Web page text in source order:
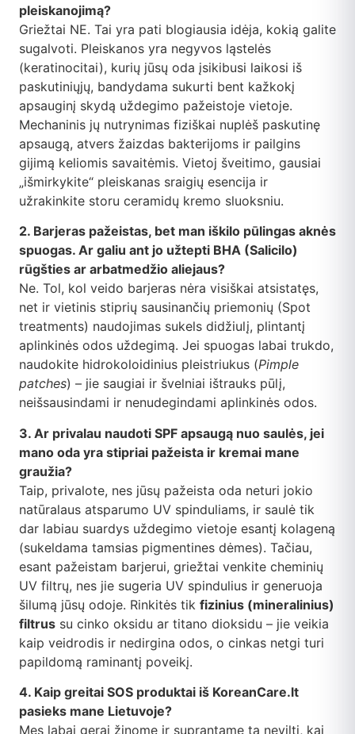
pleiskanojimą?
Griežtai NE. Tai yra pati blogiausia idėja, kokią galite
sugalvoti. Pleiskanos yra negyvos ląstelės
(keratinocitai), kurių jūsų oda įsikibusi laikosi iš
paskutiniųjų, bandydama sukurti bent kažkokį
apsauginį skydą uždegimo pažeistoje vietoje.
Mechaninis jų nutrynimas fiziškai nuplėš paskutinę
apsaugą, atvers žaizdas bakterijoms ir pailgins
gijimą keliomis savaitėmis. Vietoj šveitimo, gausiai
„išmirkykite“ pleiskanas sraigių esencija ir
užrakinkite storu ceramidų kremo sluoksniu.
2. Barjeras pažeistas, bet man iškilo pūlingas aknės
spuogas. Ar galiu ant jo užtepti BHA (Salicilo)
rūgšties ar arbatmedžio aliejaus?
Ne. Tol, kol veido barjeras nėra visiškai atsistatęs,
net ir vietinis stiprių sausinančių priemonių (Spot
treatments) naudojimas sukels didžiulį, plintantį
aplinkinės odos uždegimą. Jei spuogas labai trukdo,
naudokite hidrokoloidinius pleistriukus (Pimple
patches) – jie saugiai ir švelniai ištrauks pūlį,
neišsausindami ir nenudegindami aplinkinės odos.
3. Ar privalau naudoti SPF apsaugą nuo saulės, jei
mano oda yra stipriai pažeista ir kremai mane
graužia?
Taip, privalote, nes jūsų pažeista oda neturi jokio
natūralaus atsparumo UV spinduliams, ir saulė tik
dar labiau suardys uždegimo vietoje esantį kolageną
(sukeldama tamsias pigmentines dėmes). Tačiau,
esant pažeistam barjerui, griežtai venkite cheminių
UV filtrų, nes jie sugeria UV spindulius ir generuoja
šilumą jūsų odoje. Rinkitės tik fizinius (mineralinius)
filtrus su cinko oksidu ar titano dioksidu – jie veikia
kaip veidrodis ir nedirgina odos, o cinkas netgi turi
papildomą raminantį poveikį.
4. Kaip greitai SOS produktai iš KoreanCare.lt
pasieks mane Lietuvoje?
Mes labai gerai žinome ir suprantame tą neviltį, kai